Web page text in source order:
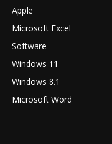
Apple
Microsoft Excel
Software
Windows 11
Windows 8.1
Microsoft Word